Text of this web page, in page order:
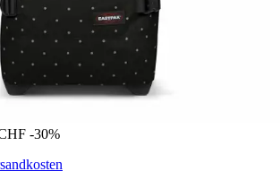
-30%